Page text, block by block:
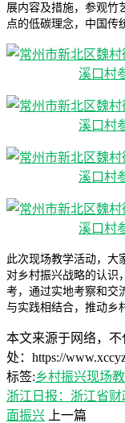
展内容及措施，参观竹
点的低碳理念，中国传
此次现场教学活动，大
对乡村振兴战略的认识
考，通过实地考察和交
与实践相结合，推动乡
本文来源于网络，
处：https://
标签:乡村振兴现场
浙江日报：浙江省
面振兴
上一篇